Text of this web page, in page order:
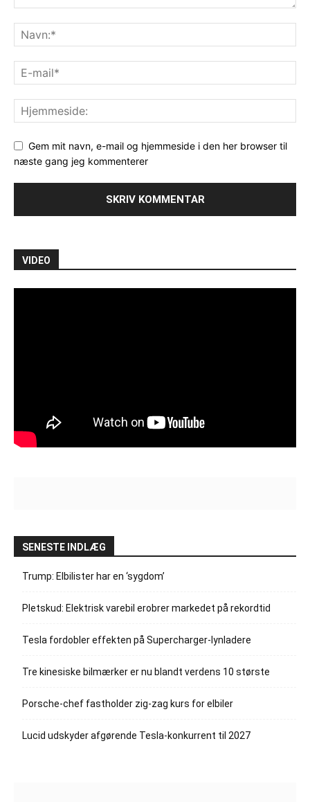
Gem mit navn, e-mail og hjemmeside i den her browser til
næste gang jeg kommenterer
VIDEO
SENESTE INDLÆG
Trump: Elbilister har en ‘sygdom’
Pletskud: Elektrisk varebil erobrer markedet på rekordtid
Tesla fordobler effekten på Supercharger-lynladere
Tre kinesiske bilmærker er nu blandt verdens 10 største
Porsche-chef fastholder zig-zag kurs for elbiler
Lucid udskyder afgørende Tesla-konkurrent til 2027